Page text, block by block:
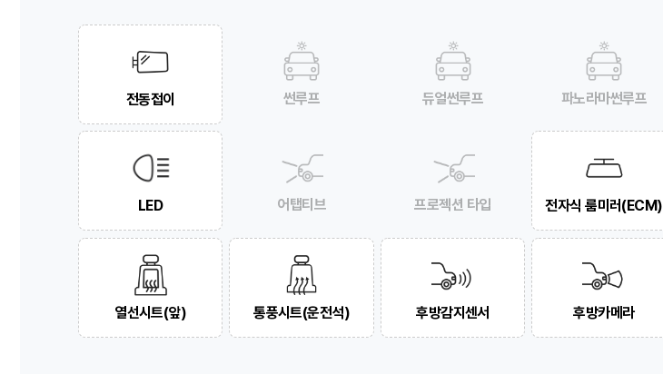
전동접이 썬루프 듀얼썬루프 파노라마썬루프
LED 어탭티브 프로젝션 타입 전자식 룸미러(ECM)
열선시트(앞) 통풍시트(운전석) 후방감지센서 후방카메라